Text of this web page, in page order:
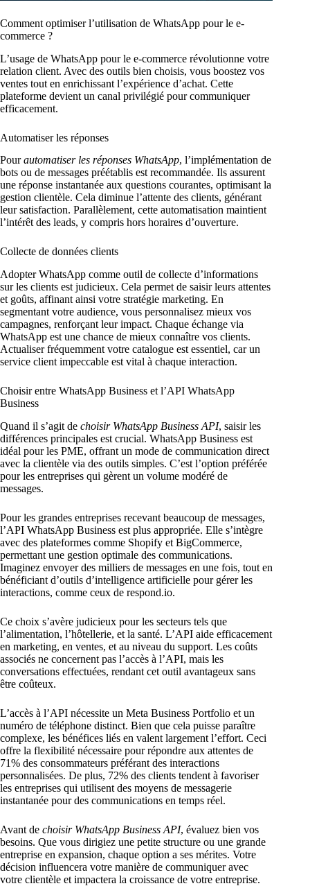
Comment optimiser l’utilisation de WhatsApp pour le e-
commerce ?
L’usage de WhatsApp pour le e-commerce révolutionne votre
relation client. Avec des outils bien choisis, vous boostez vos
ventes tout en enrichissant l’expérience d’achat. Cette
plateforme devient un canal privilégié pour communiquer
efficacement.
Automatiser les réponses
Pourautomatiser les réponses WhatsApp, l’implémentation de
bots ou de messages préétablis est recommandée. Ils assurent
une réponse instantanée aux questions courantes, optimisant la
gestion clientèle. Cela diminue l’attente des clients, générant
leur satisfaction. Parallèlement, cette automatisation maintient
l’intérêt des leads, y compris hors horaires d’ouverture.
Collecte de données clients
Adopter WhatsApp comme outil de collecte d’informations
sur les clients est judicieux. Cela permet de saisir leurs attentes
et goûts, affinant ainsi votre stratégie marketing. En
segmentant votre audience, vous personnalisez mieux vos
campagnes, renforçant leur impact. Chaque échange via
WhatsApp est une chance de mieux connaître vos clients.
Actualiser fréquemment votre catalogue est essentiel, car un
service client impeccable est vital à chaque interaction.
Choisir entre WhatsApp Business et l’API WhatsApp
Business
Quand il s’agit de choisir WhatsApp Business API, saisir les
différences principales est crucial. WhatsApp Business est
idéal pour les PME, offrant un mode de communication direct
avec la clientèle via des outils simples. C’est l’option préférée
pour les entreprises qui gèrent un volume modéré de
messages.
Pour les grandes entreprises recevant beaucoup de messages,
l’API WhatsApp Business est plus appropriée. Elle s’intègre
avec des plateformes comme Shopify et BigCommerce,
permettant une gestion optimale des communications.
Imaginez envoyer des milliers de messages en une fois, tout en
bénéficiant d’outils d’intelligence artificielle pour gérer les
interactions, comme ceux de respond.io.
Ce choix s’avère judicieux pour les secteurs tels que
l’alimentation, l’hôtellerie, et la santé. L’API aide efficacement
en marketing, en ventes, et au niveau du support. Les coûts
associés ne concernent pas l’accès à l’API, mais les
conversations effectuées, rendant cet outil avantageux sans
être coûteux.
L’accès à l’API nécessite un Meta Business Portfolio et un
numéro de téléphone distinct. Bien que cela puisse paraître
complexe, les bénéfices liés en valent largement l’effort. Ceci
offre la flexibilité nécessaire pour répondre aux attentes de
71% des consommateurs préférant des interactions
personnalisées. De plus, 72% des clients tendent à favoriser
les entreprises qui utilisent des moyens de messagerie
instantanée pour des communications en temps réel.
Avant de choisir WhatsApp Business API, évaluez bien vos
besoins. Que vous dirigiez une petite structure ou une grande
entreprise en expansion, chaque option a ses mérites. Votre
décision influencera votre manière de communiquer avec
votre clientèle et impactera la croissance de votre entreprise.